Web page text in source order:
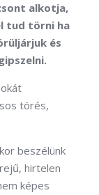
alkotja,
tud törni ha
és
törés,
beszélünk
hirtelen
képes